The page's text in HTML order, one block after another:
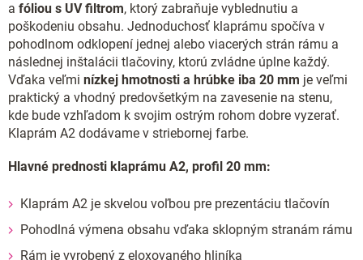
a fóliou s UV filtrom, ktorý zabraňuje vyblednutiu a
poškodeniu obsahu. Jednoduchosť klaprámu spočíva v
pohodlnom odklopení jednej alebo viacerých strán rámu a
následnej inštalácii tlačoviny, ktorú zvládne úplne každý.
Vďaka veľmi nízkej hmotnosti a hrúbke iba 20 mm je veľmi
praktický a vhodný predovšetkým na zavesenie na stenu,
kde bude vzhľadom k svojim ostrým rohom dobre vyzerať.
Klaprám A2 dodávame v striebornej farbe.
Hlavné prednosti klaprámu A2, profil 20 mm:
Klaprám A2 je skvelou voľbou pre prezentáciu tlačovín
Pohodlná výmena obsahu vďaka sklopným stranám rámu
Rám je vyrobený z eloxovaného hliníka